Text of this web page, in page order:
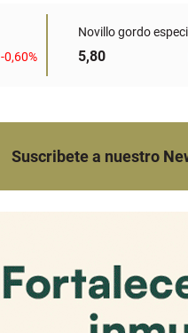
-0,60%
Novillo gordo
5,80
Suscribete a nuestro